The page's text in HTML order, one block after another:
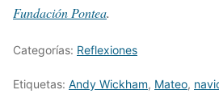
Fundación Pontea.
Categorías: Reflexiones
Etiquetas: Andy Wickham, Mateo,